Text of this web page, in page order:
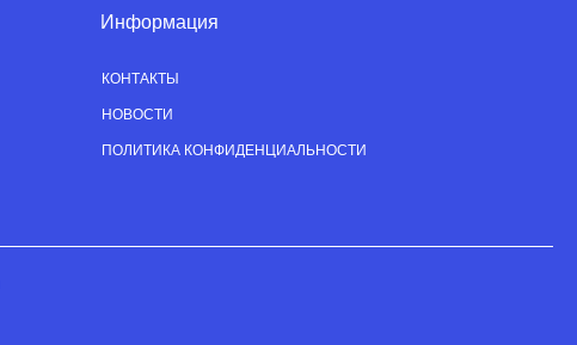
Информация
КОНТАКТЫ
НОВОСТИ
ПОЛИТИКА КОНФИДЕНЦИАЛЬНОСТИ